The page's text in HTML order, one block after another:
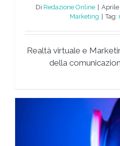
Di Redazione Online | Aprile
Marketing | Tag:
Realtà virtuale e
della